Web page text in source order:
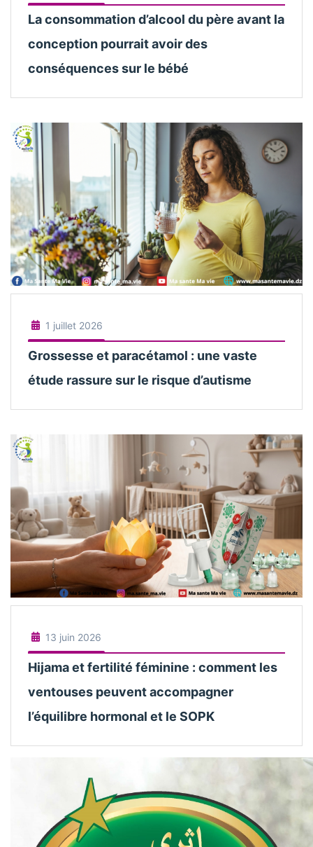
La consommation d’alcool du père avant la
conception pourrait avoir des
conséquences sur le bébé
1 juillet 2026
Grossesse et paracétamol : une vaste
étude rassure sur le risque d’autisme
13 juin 2026
Hijama et fertilité féminine : comment les
ventouses peuvent accompagner
l’équilibre hormonal et le SOPK